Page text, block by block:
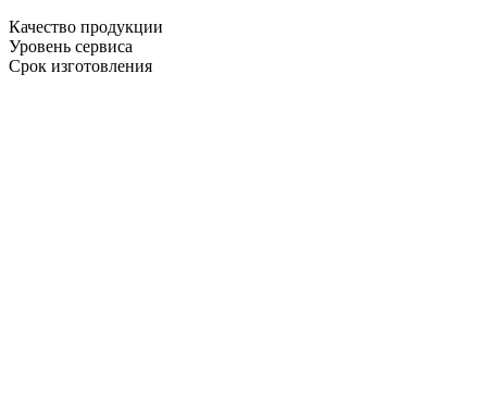
Качество продукции
Уровень сервиса
Срок изготовления